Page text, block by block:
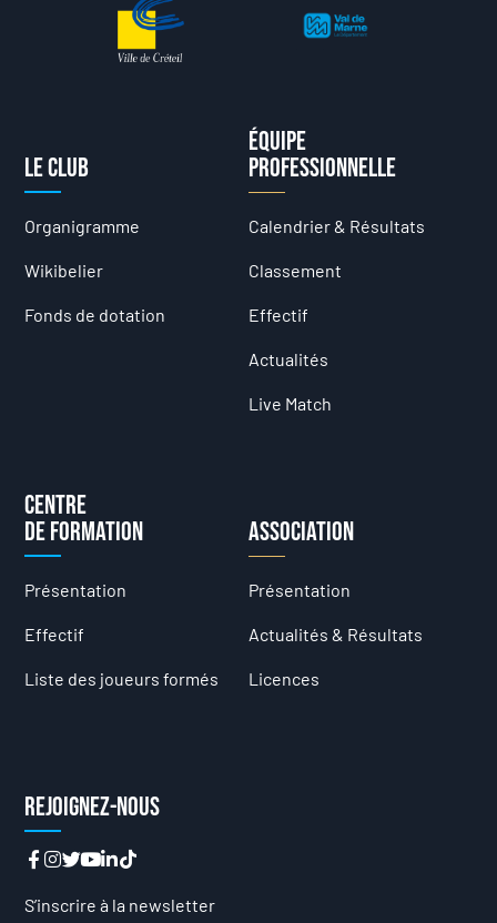
Le club
Organigramme
Wikibelier
Fonds de dotation
Équipe
professionnelle
Calendrier & Résultats
Classement
Effectif
Actualités
Live Match
Centre
de formation
Présentation
Effectif
Liste des joueurs formés
Association
Présentation
Actualités & Résultats
Licences
Rejoignez-nous
S’inscrire à la newsletter